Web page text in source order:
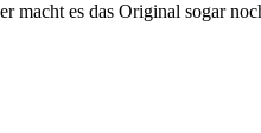
macht es das Original sogar